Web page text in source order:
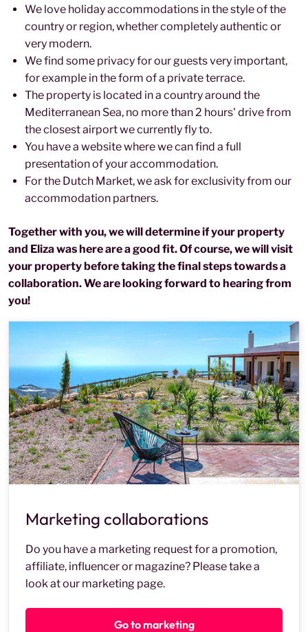
We love holiday accommodations in the style of the
country or region, whether completely authentic or
very modern.
We find some privacy for our guests very important,
for example in the form of a private terrace.
The property is located in a country around the
Mediterranean Sea, no more than 2 hours' drive from
the closest airport we currently fly to.
You have a website where we can find a full
presentation of your accommodation.
For the Dutch Market, we ask for exclusivity from our
accommodation partners.
Together with you, we will determine if your property
and Eliza was here are a good fit. Of course, we will visit
your property before taking the final steps towards a
collaboration. We are looking forward to hearing from
you!
Marketing collaborations
Do you have a marketing request for a promotion,
affiliate, influencer or magazine? Please take a
look at our marketing page.
Go to marketing